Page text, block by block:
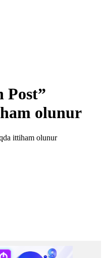
Post”
olunur